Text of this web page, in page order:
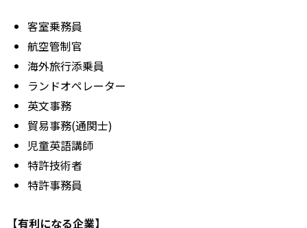
客室乗務員
航空管制官
海外旅行添乗員
ランドオペレーター
英文事務
貿易事務(通関士)
児童英語講師
特許技術者
特許事務員
【有利になる企業】